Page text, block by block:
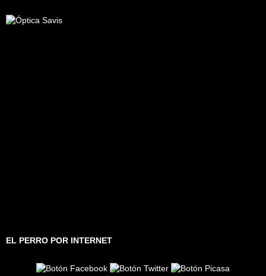
EL PERRO POR INTERNET